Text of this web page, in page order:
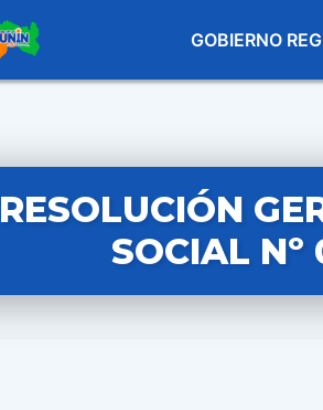
GOBIERNO
RESOLUCIÓN
SOCIAL Nº